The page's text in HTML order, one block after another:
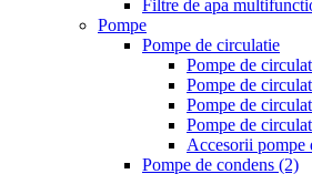
Filtre de apa
Pompe
Pompe de circulatie
Pompe de
Pompe de
Pompe de
Pompe de
Accesorii pompe
Pompe de condens (2)